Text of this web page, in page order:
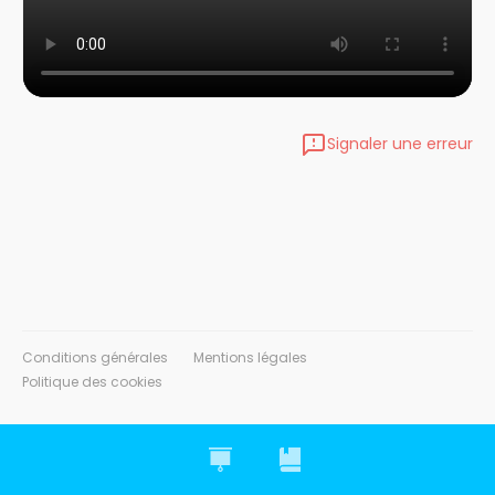
Signaler une erreur
Conditions générales
Mentions légales
Politique des cookies